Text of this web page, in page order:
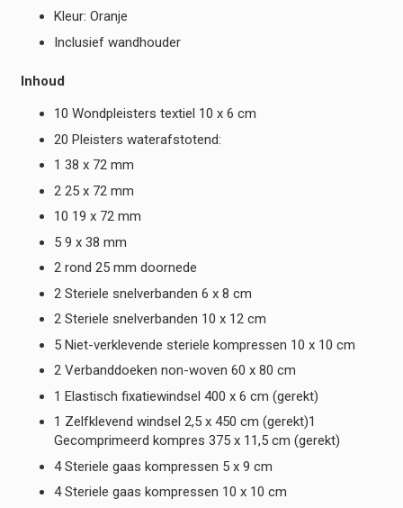
Kleur: Oranje
Inclusief wandhouder
Inhoud
10 Wondpleisters textiel 10 x 6 cm
20 Pleisters waterafstotend:
1 38 x 72 mm
2 25 x 72 mm
10 19 x 72 mm
5 9 x 38 mm
2 rond 25 mm doornede
2 Steriele snelverbanden 6 x 8 cm
2 Steriele snelverbanden 10 x 12 cm
5 Niet-verklevende steriele kompressen 10 x 10 cm
2 Verbanddoeken non-woven 60 x 80 cm
1 Elastisch fixatiewindsel 400 x 6 cm (gerekt)
1 Zelfklevend windsel 2,5 x 450 cm (gerekt)1
Gecomprimeerd kompres 375 x 11,5 cm (gerekt)
4 Steriele gaas kompressen 5 x 9 cm
4 Steriele gaas kompressen 10 x 10 cm